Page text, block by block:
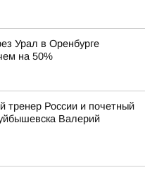
Урал в Оренбурге
на 50%
тренер России и почетный
Валерий